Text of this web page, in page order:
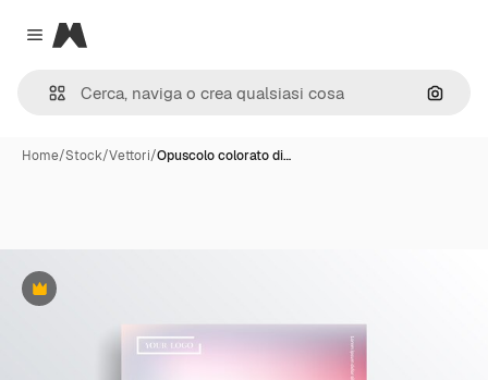
Close menu
Magnific
Cerca
Home/Stock/Vettori/Opuscolo colorato di…
Premium